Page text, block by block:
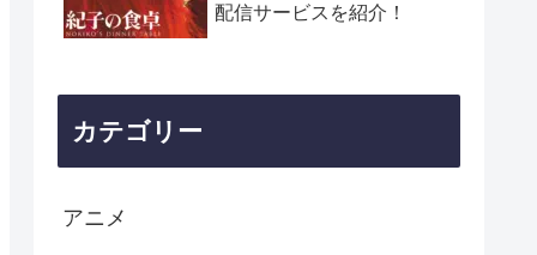
配信サービスを紹介！
カテゴリー
アニメ